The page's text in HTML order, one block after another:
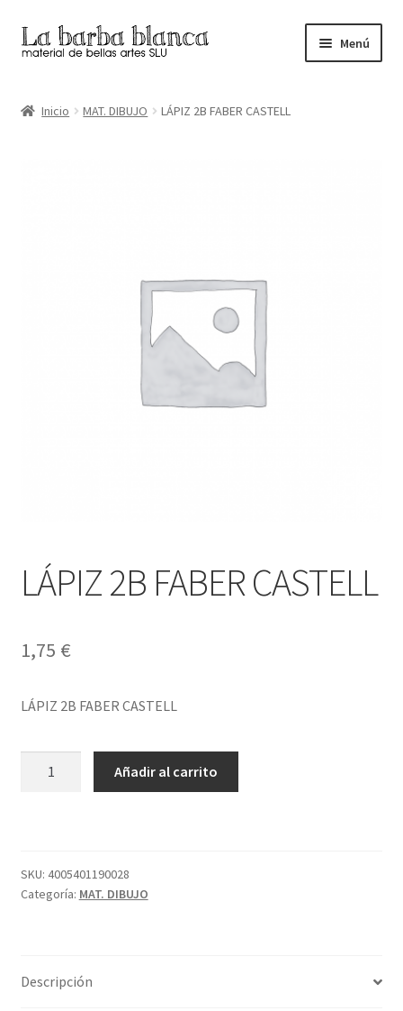
Ir
a
navegación
Ir
al
Menú
Inicio MAT. DIBUJO LÁPIZ 2B FABER CASTELL
LÁPIZ 2B FABER CASTELL
1,75 €
LÁPIZ 2B FABER CASTELL
Añadir al carrito
SKU: 4005401190028
Categoría: MAT. DIBUJO
Descripción